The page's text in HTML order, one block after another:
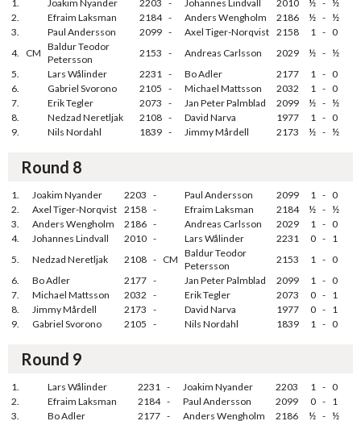
1. Joakim Nyander 2203 - Johannes Lindvall 2010 ½ - ½
2.
Efraim Laksman 2184 - Anders Wengholm 2186 ½ - ½
3.
Paul Andersson 2099 - Axel Tiger-Norqvist 2158 1 - 0
4.
CM
Baldur Teodor
Petersson
2153 - Andreas Carlsson 2029 ½ - ½
5.
Lars Wålinder 2231 - Bo Adler 2177 1 - 0
6.
Gabriel Svorono 2105 - Michael Mattsson 2032 1 - 0
7.
Erik Tegler 2073 - Jan Peter Palmblad 2099 ½ - ½
8.
Nedzad Neretljak 2108 - David Narva 1977 1 - 0
9.
Nils Nordahl 1839 - Jimmy Mårdell 2173 ½ - ½
Round 8
1. Joakim Nyander 2203 - Paul Andersson 2099 1 - 0
2.
Axel Tiger-Norqvist 2158 - Efraim Laksman 2184 ½ - ½
3.
Anders Wengholm 2186 - Andreas Carlsson 2029 1 - 0
4.
Johannes Lindvall 2010 - Lars Wålinder 2231 0 - 1
5.
Nedzad Neretljak 2108 - CM
Baldur Teodor
Petersson
2153 1 - 0
6.
Bo Adler 2177 - Jan Peter Palmblad 2099 1 - 0
7.
Michael Mattsson 2032 - Erik Tegler 2073 0 - 1
8.
Jimmy Mårdell 2173 - David Narva 1977 0 - 1
9.
Gabriel Svorono 2105 - Nils Nordahl 1839 1 - 0
Round 9
1. Lars Wålinder 2231 - Joakim Nyander 2203 1 - 0
2.
Efraim Laksman 2184 - Paul Andersson 2099 0 - 1
3.
Bo Adler 2177 - Anders Wengholm 2186 ½ - ½